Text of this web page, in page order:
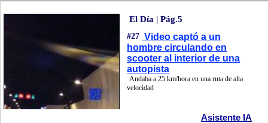
El Día | Pág.5
#27 Video captó a un
hombre circulando en
scooter al interior de una
autopista
Andaba a 25 km/hora en una ruta de alta
velocidad
Asistente IA